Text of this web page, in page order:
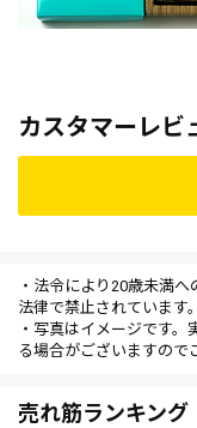
カスタマーレビ
・法令により20歳未満
法律で禁止されています。
・写真はイメージです
る場合がございますので
売れ筋ランキング